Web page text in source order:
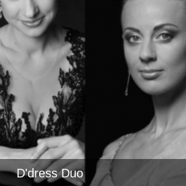
D'dress Duo